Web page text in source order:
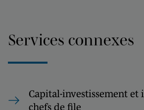
Services connexes
Capital-investissement et
chefs de file